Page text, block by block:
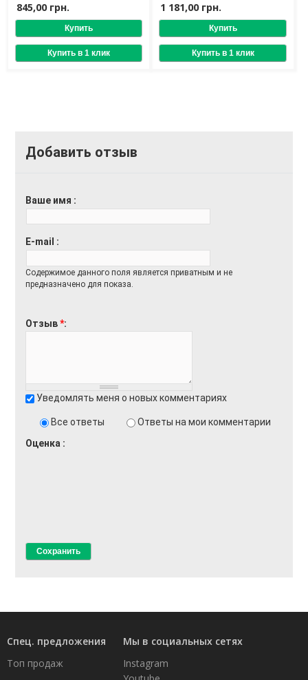
845,00 грн. 1 181,00 грн.
Добавить отзыв
Ваше имя
E-mail
Содержимое данного поля является приватным и не
предназначено для показа.
Отзыв*
Уведомлять меня о новых комментариях
Все ответы
Ответы на мои комментарии
Оценка
Спец. предложения
Топ продаж
Мы в социальных сетях
Instagram